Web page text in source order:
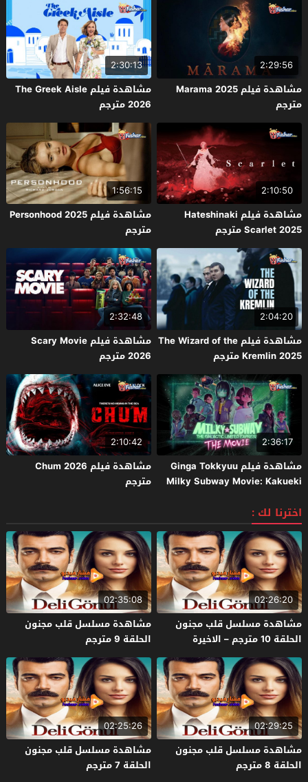
2:29:56
مشاهدة فيلم Marama 2025
مترجم
2:30:13
مشاهدة فيلم The Greek Aisle
2026 مترجم
2:10:50
مشاهدة فيلم Hateshinaki
Scarlet 2025 مترجم
1:56:15
مشاهدة فيلم Personhood 2025
مترجم
2:04:20
مشاهدة فيلم The Wizard of the
Kremlin 2025 مترجم
2:32:48
مشاهدة فيلم Scary Movie
2026 مترجم
2:36:17
مشاهدة فيلم Ginga Tokkyuu
Milky Subway Movie: Kakueki
2:10:42
مشاهدة فيلم Chum 2026
مترجم
اخترنا لك :
02:26:20
مشاهدة مسلسل قلب مجنون
الحلقة 10 مترجم – الاخيرة
02:35:08
مشاهدة مسلسل قلب مجنون
الحلقة 9 مترجم
02:29:25
مشاهدة مسلسل قلب مجنون
الحلقة 8 مترجم
02:25:26
مشاهدة مسلسل قلب مجنون
الحلقة 7 مترجم